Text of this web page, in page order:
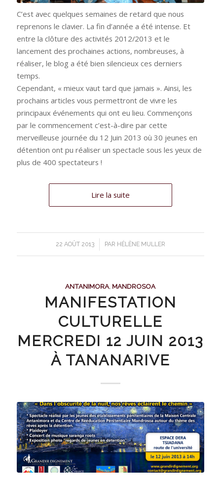
C’est avec quelques semaines de retard que nous
reprenons le clavier. La fin d’année a été intense. Et
entre la clôture des activités 2012/2013 et le
lancement des prochaines actions, nombreuses, à
réaliser, le blog a été bien silencieux ces derniers
temps.
Cependant, « mieux vaut tard que jamais ». Ainsi, les
prochains articles vous permettront de vivre les
principaux événements qui ont eu lieu. Commençons
par le commencement c’est-à-dire par cette
merveilleuse journée du 12 Juin 2013 où 30 jeunes en
détention ont pu réaliser un spectacle sous les yeux de
plus de 400 spectateurs !
Lire la suite
22 AOÛT 2013
/ PAR HÉLÈNE MULLER
ANTANIMORA, MANDROSOA
MANIFESTATION
CULTURELLE
MERCREDI 12 JUIN 2013
À TANANARIVE